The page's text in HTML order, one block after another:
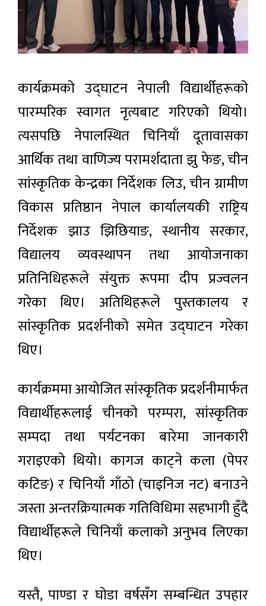
कार्यक्रमको उद्घाटन नेपाली विद्यार्थीहरूको
पारम्परिक स्वागत नृत्यबाट गरिएको थियो।
त्यसपछि नेपालस्थित चिनियाँ दूतावासका
आर्थिक तथा वाणिज्य परामर्शदाता झु फेङ, चीन
सांस्कृतिक केन्द्रका निर्देशक लिउ, चीन ग्रामीण
विकास प्रतिष्ठान नेपाल कार्यालयकी राष्ट्रिय
निर्देशक झाउ झिछियाङ, स्थानीय सरकार,
विद्यालय व्यवस्थापन तथा आयोजनाका
प्रतिनिधिहरूले संयुक्त रूपमा दीप प्रज्वलन
गरेका थिए। अतिथिहरूले पुस्तकालय र
सांस्कृतिक प्रदर्शनीको समेत उद्घाटन गरेका
थिए।
कार्यक्रममा आयोजित सांस्कृतिक प्रदर्शनीमार्फत
विद्यार्थीहरूलाई चीनको परम्परा, सांस्कृतिक
सम्पदा तथा पर्यटनका बारेमा जानकारी
गराइएको थियो। कागज काट्ने कला (पेपर
कटिङ) र चिनियाँ गाँठो (चाइनिज नट) बनाउने
जस्ता अन्तरक्रियात्मक गतिविधिमा सहभागी हुँदै
विद्यार्थीहरूले चिनियाँ कलाको अनुभव लिएका
थिए।
यस्तै, पाण्डा र घोडा वर्षसँग सम्बन्धित उपहार